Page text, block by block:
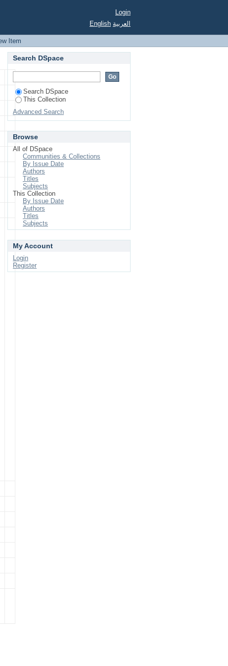
(REML/BLUP) NA
DE VALORES
Login
English العربية
Item
Search DSpace
Search DSpace
This Collection
Advanced Search
Browse
All of DSpace
Communities & Collections
By Issue Date
Authors
Titles
Subjects
This Collection
By Issue Date
Authors
Titles
Subjects
My Account
Login
Register